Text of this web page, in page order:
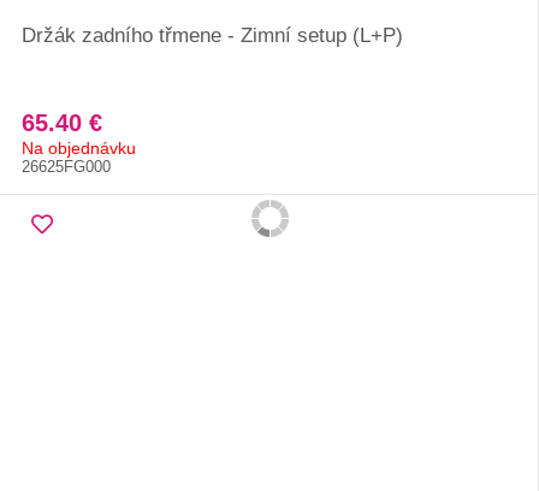
Držák zadního třmene - Zimní setup (L+P)
65.40 €
Na objednávku
26625FG000